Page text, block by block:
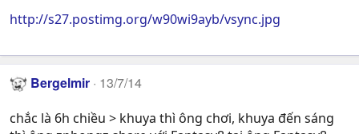
http://s27.postimg.org/w90wi9ayb/vsync.jpg
Bergelmir 13/7/14
chắc là 6h chiều > khuya thì ông chơi, khuya đến sáng